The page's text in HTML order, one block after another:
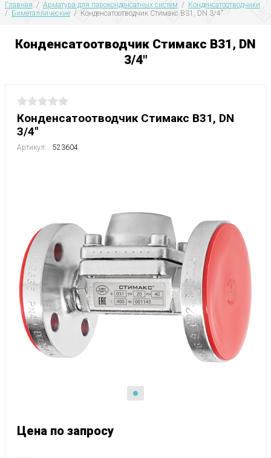
Главная
  /
Арматура для пароконденсатных систем
  /
Конденсатоотводчики
/
Биметаллические
  /  Конденсатоотводчик Стимакс B31, DN 3/4"
Конденсатоотводчик Стимакс B31, DN
3/4"
Конденсатоотводчик Стимакс B31, DN
3/4"
Артикул: 523604
Цена по запросу